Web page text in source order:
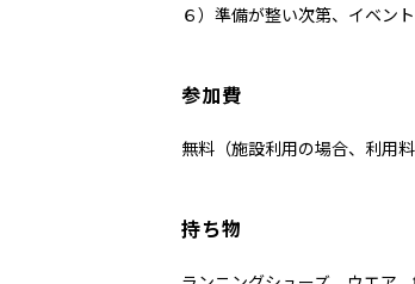
６）準備が整い次第、イベン
参加費
無料（施設利用の場合、利用
持ち物